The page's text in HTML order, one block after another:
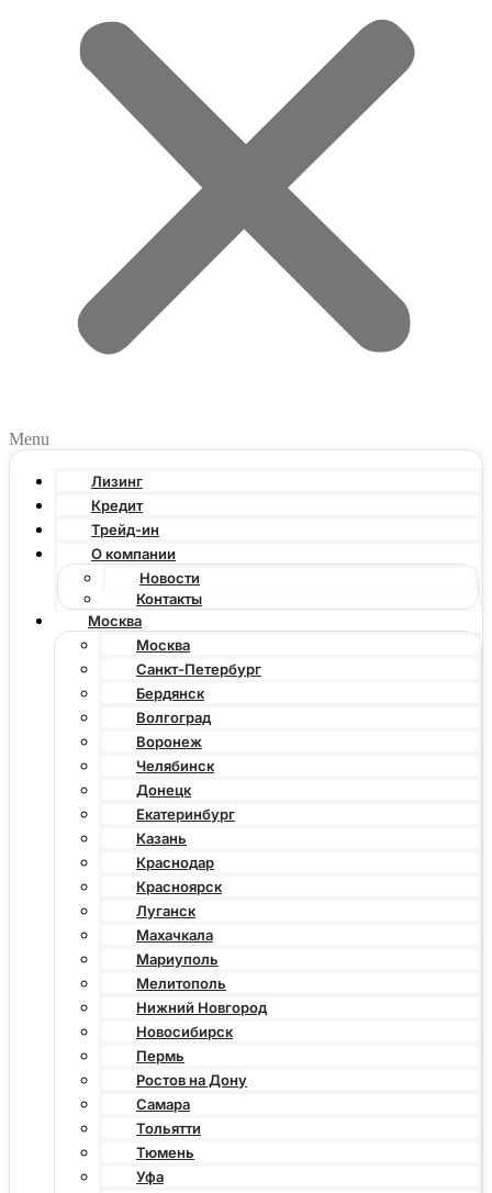
Menu
Лизинг
Кредит
Трейд-ин
О компании
Новости
Контакты
Москва
Москва
Санкт-Петербург
Бердянск
Волгоград
Воронеж
Челябинск
Донецк
Екатеринбург
Казань
Краснодар
Красноярск
Луганск
Махачкала
Мариуполь
Мелитополь
Нижний Новгород
Новосибирск
Пермь
Ростов на Дону
Самара
Тольятти
Тюмень
Уфа